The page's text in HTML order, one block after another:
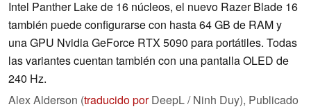
Intel Panther Lake de 16 núcleos, el nuevo Razer Blade 16
también puede configurarse con hasta 64 GB de RAM y
una GPU Nvidia GeForce RTX 5090 para portátiles. Todas
las variantes cuentan también con una pantalla OLED de
240 Hz.
Alex Alderson (traducido porDeepL / Ninh Duy), Publicado